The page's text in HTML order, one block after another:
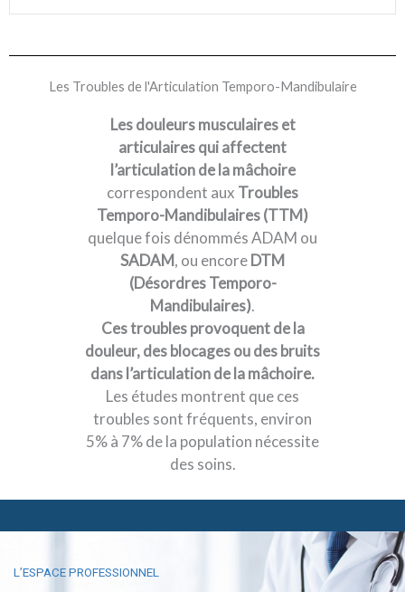
Les Troubles de l'Articulation Temporo-Mandibulaire
Les douleurs musculaires et
articulaires qui affectent
l’articulation de la mâchoire
correspondent aux Troubles
Temporo-Mandibulaires (TTM)
quelque fois dénommés ADAM ou
SADAM, ou encoreDTM
(Désordres Temporo-
Mandibulaires).
Ces troubles provoquent de la
douleur, des blocages ou des bruits
dans l’articulation de la mâchoire.
Les études montrent que ces
troubles sont fréquents, environ
5% à 7% de la population nécessite
des soins.
L’ESPACE PROFESSIONNEL